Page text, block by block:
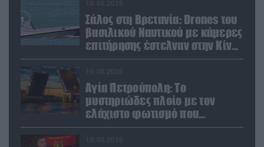
Σάλος στη Βρετανία: Drones του
βασιλικού Ναυτικού με κάμερες
επιτήρησης έστελναν στην Κίνα
απόρρητες πληροφορίες!
Αγία Πετρούπολη: Το
μυστηριώδες πλοίο με τον
ελάχιστο φωτισμό που
προκάλεσε την περιέργεια